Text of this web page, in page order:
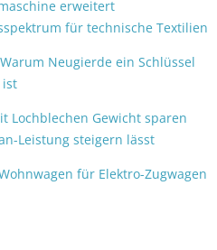
erweitert
für technische Textilien
Warum Neugierde ein Schlüssel
ist
Lochblechen Gewicht sparen
Leistung steigern lässt
für Elektro-Zugwagen